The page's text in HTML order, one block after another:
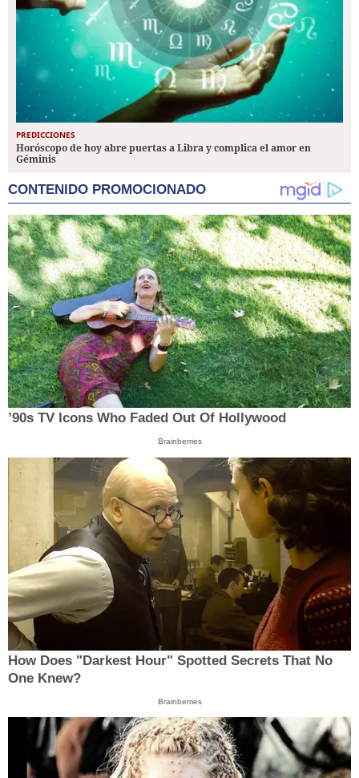
PREDICCIONES
Horóscopo de hoy abre puertas a Libra y complica el amor en
Géminis
CONTENIDO PROMOCIONADO
’90s TV Icons Who Faded Out Of Hollywood
Brainberries
How Does "Darkest Hour" Spotted Secrets That No
One Knew?
Brainberries